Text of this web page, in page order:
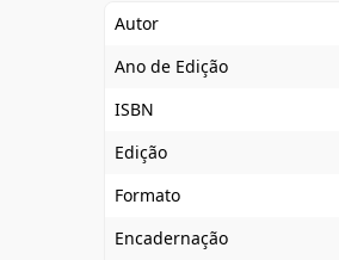
Autor
Ano de Edição
ISBN
Edição
Formato
Encadernação